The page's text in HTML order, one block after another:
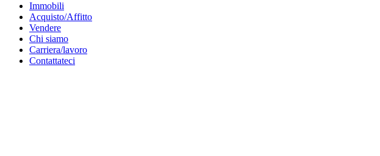
Immobili
Acquisto/Affitto
Vendere
Chi siamo
Carriera/lavoro
Contattateci